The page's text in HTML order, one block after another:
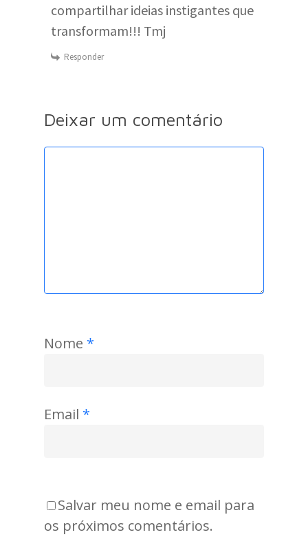
compartilhar ideias instigantes que
transformam!!! Tmj
Responder
Deixar um comentário
Nome *
Email *
Salvar meu nome e email para
os próximos comentários.